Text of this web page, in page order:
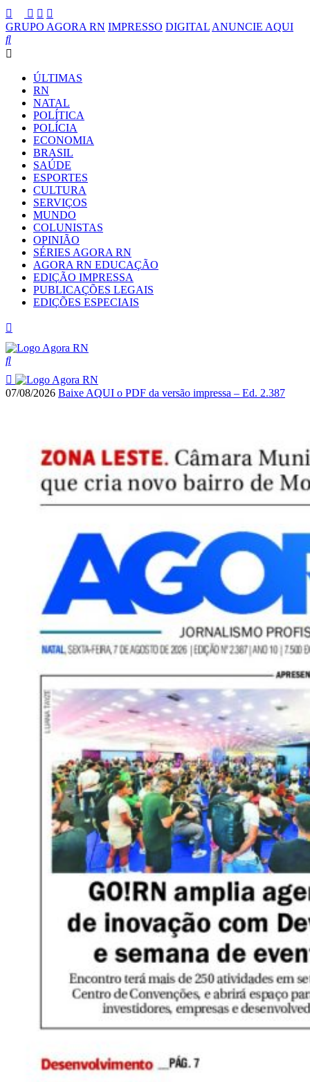
GRUPO AGORA RN IMPRESSO DIGITAL ANUNCIE AQUI
ÚLTIMAS
RN
NATAL
POLÍTICA
POLÍCIA
ECONOMIA
BRASIL
SAÚDE
ESPORTES
CULTURA
SERVIÇOS
MUNDO
COLUNISTAS
OPINIÃO
SÉRIES AGORA RN
AGORA RN EDUCAÇÃO
EDIÇÃO IMPRESSA
PUBLICAÇÕES LEGAIS
EDIÇÕES ESPECIAIS
07/08/2026 Baixe AQUI o PDF da versão impressa – Ed. 2.387